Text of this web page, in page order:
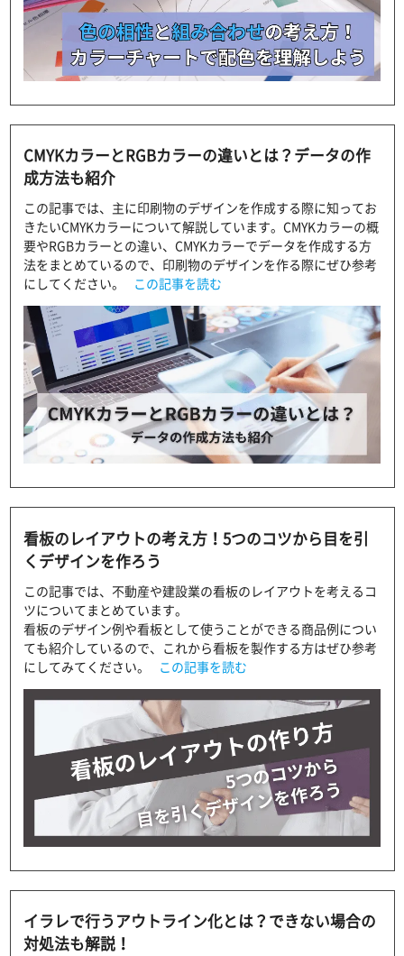
CMYKカラーとRGBカラーの違いとは？データの作
成方法も紹介
この記事では、主に印刷物のデザインを作成する際に知ってお
きたいCMYKカラーについて解説しています。CMYKカラーの概
要やRGBカラーとの違い、CMYKカラーでデータを作成する方
法をまとめているので、印刷物のデザインを作る際にぜひ参考
にしてください。
この記事を読む
看板のレイアウトの考え方！5つのコツから目を引
くデザインを作ろう
この記事では、不動産や建設業の看板のレイアウトを考えるコ
ツについてまとめています。
看板のデザイン例や看板として使うことができる商品例につい
ても紹介しているので、これから看板を製作する方はぜひ参考
にしてみてください。
この記事を読む
イラレで行うアウトライン化とは？できない場合の
対処法も解説！